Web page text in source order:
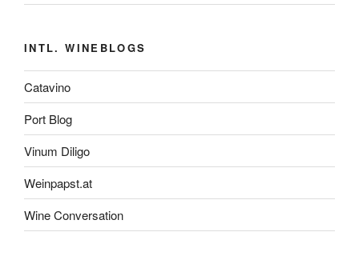
INTL. WINEBLOGS
Catavino
Port Blog
Vinum Diligo
Weinpapst.at
Wine Conversation